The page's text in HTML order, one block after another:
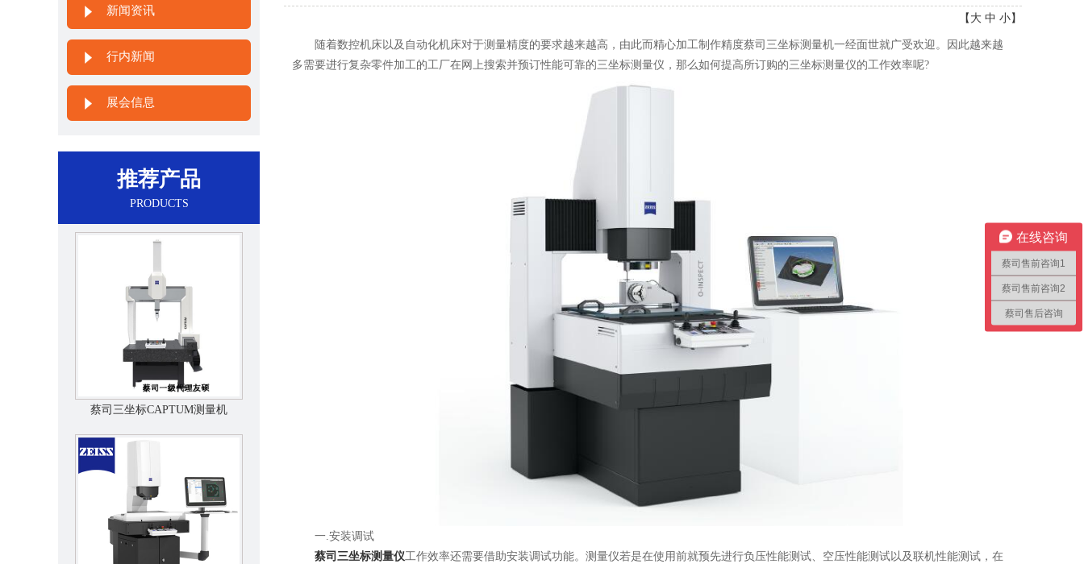
新闻资讯
行内新闻
展会信息
推荐产品
PRODUCTS
蔡司三坐标CAPTUM测量机
【 大 中 小】
随着数控机床以及自动化机床对于测量精度的要求越来越高，由此而精心加工制作精度蔡司三坐标测量机一经面世就广受欢迎。因此越来越
多需要进行复杂零件加工的工厂在网上搜索并预订性能可靠的三坐标测量仪，那么如何提高所订购的三坐标测量仪的工作效率呢?
一.安装调试
蔡司三坐标测量仪工作效率还需要借助安装调试功能。测量仪若是在使用前就预先进行负压性能测试、空压性能测试以及联机性能测试，在
在线咨询
蔡司售前咨询1
蔡司售前咨询2
蔡司售后咨询